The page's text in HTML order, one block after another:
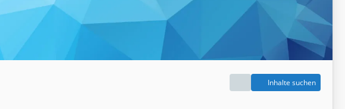
Inhalte suchen